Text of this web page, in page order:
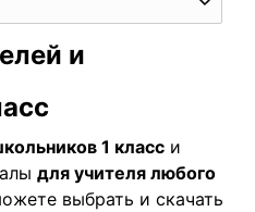
и
1 класс и
для учителя любого
выбрать и скачать